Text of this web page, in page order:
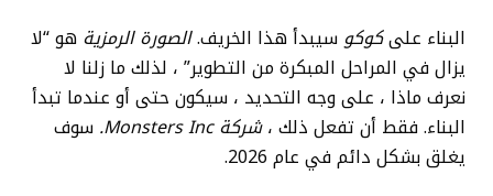
البناء علىكوكوسيبدأ هذا الخريف.الصورة الرمزية هو “لا
يزال في المراحل المبكرة من التطوير” ، لذلك ما زلنا لا
نعرف ماذا ، على وجه التحديد ، سيكون حتى أو عندما تبدأ
البناء. فقط أن تفعل ذلك ،شركة Monsters Inc.
سوف
يغلق بشكل دائم في عام 2026.